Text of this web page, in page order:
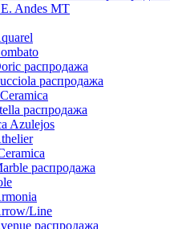
Andes MT
распродажа
распродажа
распродажа
Azulejos
распродажа
Line
распродажа